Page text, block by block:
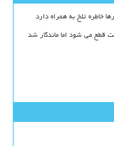
خاطره تلخ به همراه دارد